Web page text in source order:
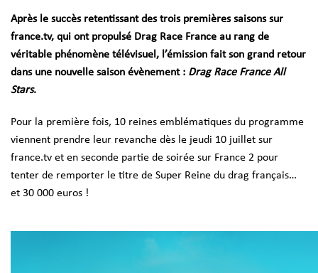
Après le succès retentissant des trois premières saisons sur
france.tv, qui ont propulsé Drag Race France au rang de
véritable phénomène télévisuel, l’émission fait son grand retour
dans une nouvelle saison évènement : Drag Race France All
Stars.
Pour la première fois, 10 reines emblématiques du programme
viennent prendre leur revanche dès le jeudi 10 juillet sur
france.tv et en seconde partie de soirée sur France 2 pour
tenter de remporter le titre de Super Reine du drag français…
et 30 000 euros !